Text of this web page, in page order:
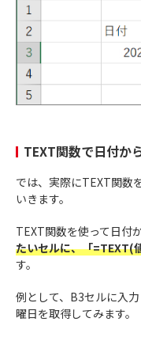
TEXT関数で日付か
では、実際にTEXT関数
いきます。
TEXT関数を使って日付
たいセルに、「=TEXT(
す。
例として、B3セルに入
曜日を取得してみます。